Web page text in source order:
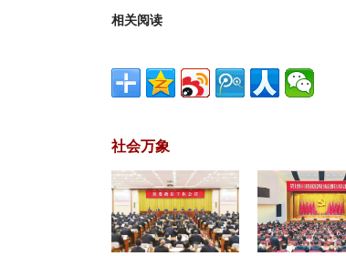
相关阅读
社会万象